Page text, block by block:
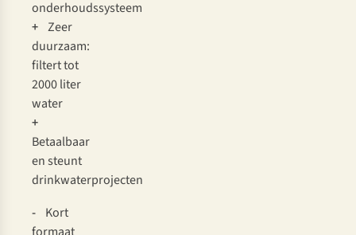
onderhoudssysteem
+ Zeer
duurzaam:
filtert tot
2000 liter
water
+
Betaalbaar
en steunt
drinkwaterprojecten
- Kort